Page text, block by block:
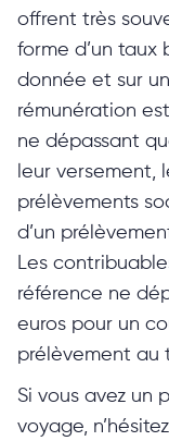
offrent très
forme d’un
donnée et sur
rémunération
ne dépassant
leur versement,
prélèvements
d’un
Les
référence ne
euros pour un
prélèvement au
Si vous avez un
voyage,